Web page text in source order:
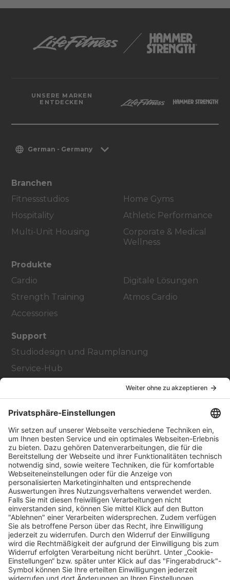
UNSERE MARKEN
ENTDECKEN
German - Germany
Branchen
Fitnessstudios
Hospitality
Multi-Unit Housing
Home Gyms
Athletic Performance
Corporate & Medical
Wellness
Produkte
Cardio
Strength Training
Accessories
Digitale Lösungen
Atmos Cardio
Support
Studiodesign und Raumplanung
Service-Hub
Vertriebspartner finden
Stores Finden
Rechtlich
Zugänglichkeit
Careers
Bei Facility Connect anmelden
Impressum